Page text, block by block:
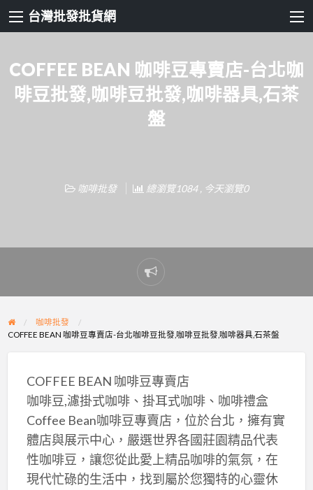
台灣批發批貨網
COFFEE BEAN 咖啡豆專賣店-台北咖
啡豆批發,咖啡豆批發,咖啡器具,石茶
盤
咖啡批發 總瀏覽1084 , 今天瀏覽0
Report
problem
咖啡批發
COFFEE BEAN 咖啡豆專賣店-台北咖啡豆批發,咖啡豆批發,咖啡器具,石茶盤
COFFEE BEAN 咖啡豆專賣店
咖啡豆,濾掛式咖啡、掛耳式咖啡、咖啡禮盒
Coffee Bean咖啡豆專賣店，位於台北，擁有實
體店與展示中心，嚴選世界各國莊園精品代表
性咖啡豆，讓您從此愛上精品咖啡的氣氛，在
現代忙碌的生活中，找到屬於您獨特的心靈休